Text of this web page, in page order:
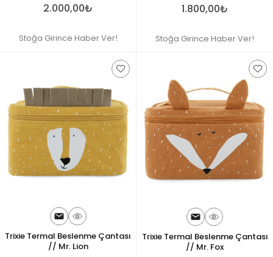
2.000,00₺
Stoğa Girince Haber Ver!
1.800,00₺
Stoğa Girince Haber Ver!
Trixie Termal Beslenme Çantası
// Mr. Lion
Trixie Termal Beslenme Çantası
// Mr. Fox